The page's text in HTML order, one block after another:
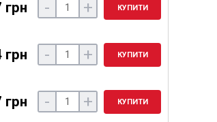
грн - + КУПИТИ
грн - + КУПИТИ
грн - + КУПИТИ